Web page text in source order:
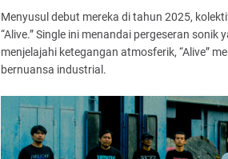
Menyusul debut mereka di tahun 2025,
“Alive.” Single ini menandai pergeseran
menjelajahi ketegangan atmosferik, “Alive”
bernuansa industrial.